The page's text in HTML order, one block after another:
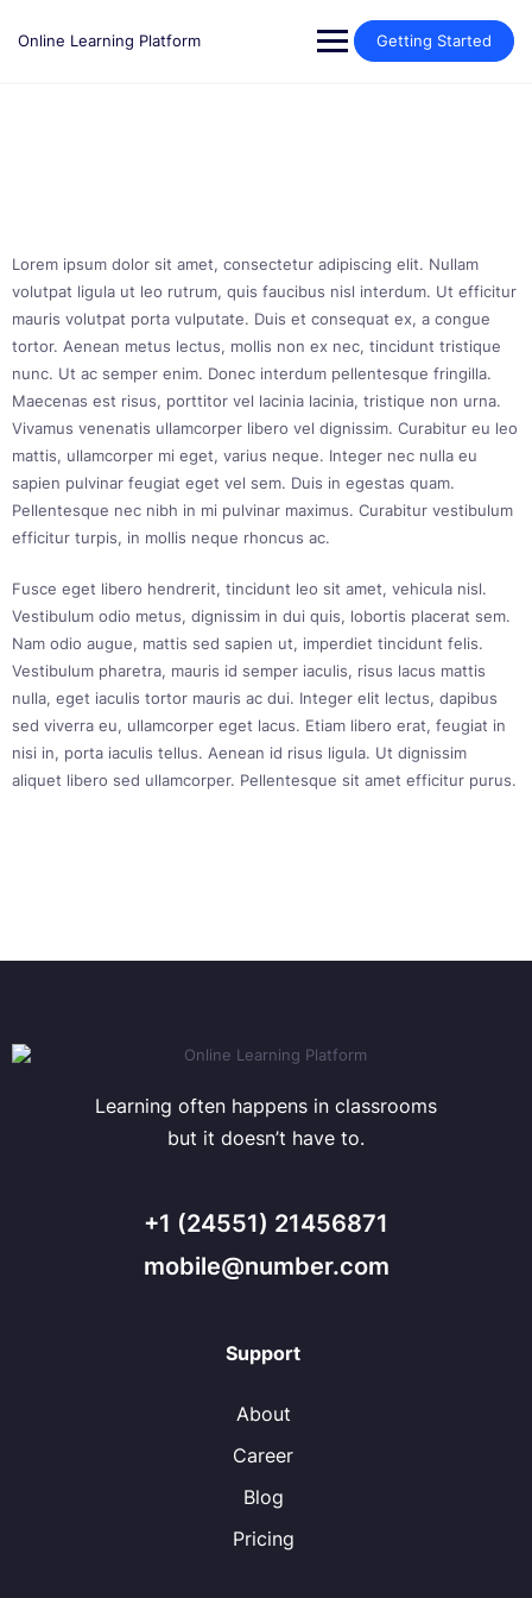
Online Learning Platform Getting Started
Lorem ipsum dolor sit amet, consectetur adipiscing elit. Nullam
volutpat ligula ut leo rutrum, quis faucibus nisl interdum. Ut efficitur
mauris volutpat porta vulputate. Duis et consequat ex, a congue
tortor. Aenean metus lectus, mollis non ex nec, tincidunt tristique
nunc. Ut ac semper enim. Donec interdum pellentesque fringilla.
Maecenas est risus, porttitor vel lacinia lacinia, tristique non urna.
Vivamus venenatis ullamcorper libero vel dignissim. Curabitur eu leo
mattis, ullamcorper mi eget, varius neque. Integer nec nulla eu
sapien pulvinar feugiat eget vel sem. Duis in egestas quam.
Pellentesque nec nibh in mi pulvinar maximus. Curabitur vestibulum
efficitur turpis, in mollis neque rhoncus ac.
Fusce eget libero hendrerit, tincidunt leo sit amet, vehicula nisl.
Vestibulum odio metus, dignissim in dui quis, lobortis placerat sem.
Nam odio augue, mattis sed sapien ut, imperdiet tincidunt felis.
Vestibulum pharetra, mauris id semper iaculis, risus lacus mattis
nulla, eget iaculis tortor mauris ac dui. Integer elit lectus, dapibus
sed viverra eu, ullamcorper eget lacus. Etiam libero erat, feugiat in
nisi in, porta iaculis tellus. Aenean id risus ligula. Ut dignissim
aliquet libero sed ullamcorper. Pellentesque sit amet efficitur purus.
Learning often happens in classrooms
but it doesn’t have to.
+1 (24551) 21456871
mobile@number.com
Support
About
Career
Blog
Pricing